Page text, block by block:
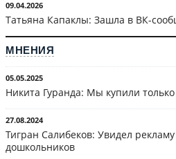
09.04.2026
Татьяна Капаклы: Зашла в ВК-
МНЕНИЯ
05.05.2025
Никита Гуранда: Мы купили
27.08.2024
Тигран Салибеков: Увидел
дошкольников